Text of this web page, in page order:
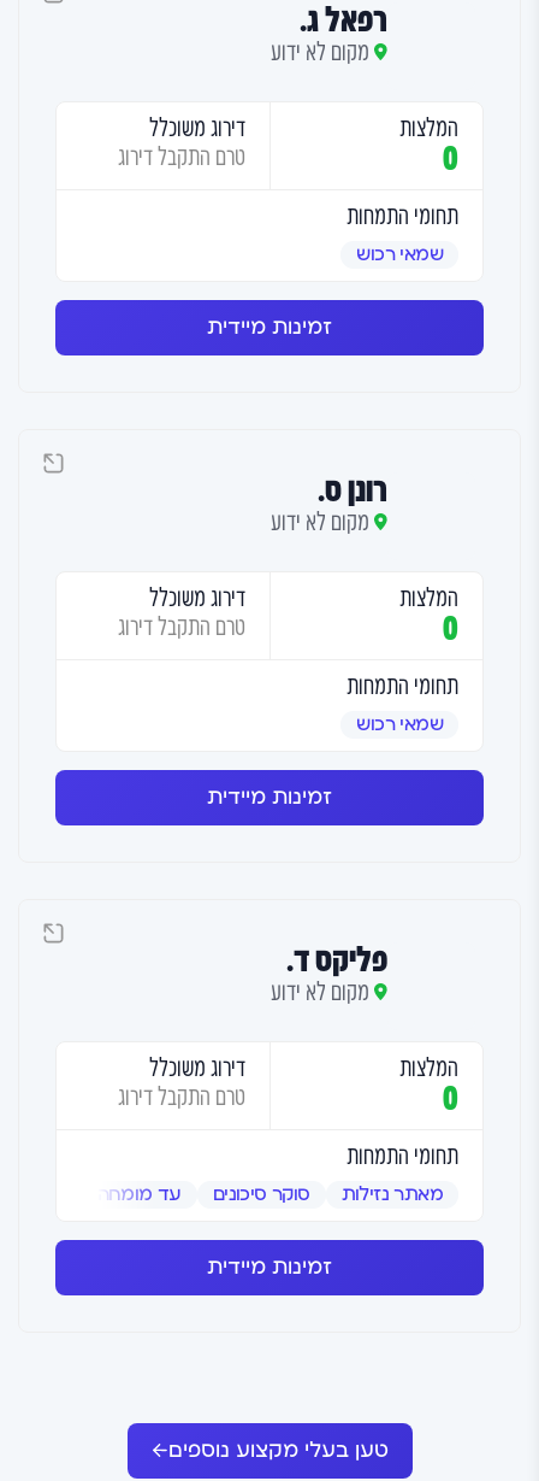
רפאל ג.
מקום לא ידוע
המלצות
0
דירוג משוכלל
טרם התקבל דירוג
תחומי התמחות
שמאי רכוש
זמינות מיידית
רונן ס.
מקום לא ידוע
המלצות
0
דירוג משוכלל
טרם התקבל דירוג
תחומי התמחות
שמאי רכוש
זמינות מיידית
פליקס ד.
מקום לא ידוע
המלצות
0
דירוג משוכלל
טרם התקבל דירוג
תחומי התמחות
מאתר נזילות סוקר סיכונים עד מומחה
זמינות מיידית
טען בעלי מקצוע נוספים